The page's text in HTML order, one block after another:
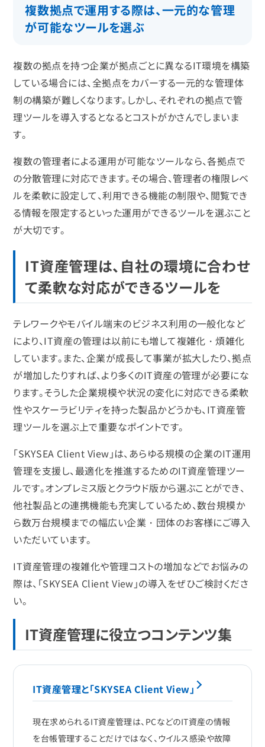
複数拠点で運用する際は、一元的な管理
が可能なツールを選ぶ
複数の拠点を持つ企業が拠点ごとに異なるIT環境を構築
している場合には、全拠点をカバーする一元的な管理体
制の構築が難しくなります。しかし、それぞれの拠点で管
理ツールを導入するとなるとコストがかさんでしまいま
す。
複数の管理者による運用が可能なツールなら、各拠点で
の分散管理に対応できます。その場合、管理者の権限レベ
ルを柔軟に設定して、利用できる機能の制限や、閲覧でき
る情報を限定するといった運用ができるツールを選ぶこと
が大切です。
IT資産管理は、自社の環境に合わせ
て柔軟な対応ができるツールを
テレワークやモバイル端末のビジネス利用の一般化など
により、IT資産の管理は以前にも増して複雑化・煩雑化
しています。また、企業が成長して事業が拡大したり、拠点
が増加したりすれば、より多くのIT資産の管理が必要にな
ります。そうした企業規模や状況の変化に対応できる柔軟
性やスケーラビリティを持った製品かどうかも、IT資産管
理ツールを選ぶ上で重要なポイントです。
「SKYSEA Client View」は、あらゆる規模の企業のIT運用
管理を支援し、最適化を推進するためのIT資産管理ツー
ルです。オンプレミス版とクラウド版から選ぶことができ、
他社製品との連携機能も充実しているため、数台規模か
ら数万台規模までの幅広い企業・団体のお客様にご導入
いただいています。
IT資産管理の複雑化や管理コストの増加などでお悩みの
際は、「SKYSEA Client View」の導入をぜひご検討くださ
い。
IT資産管理に役立つコンテンツ集
IT資産管理と「SKYSEA Client View」
現在求められるIT資産管理は、PCなどのIT資産の情報
を台帳管理することだけではなく、ウイルス感染や故障